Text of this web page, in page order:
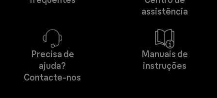
assistência
Precisa de
ajuda?
Contacte-nos
Manuais de
instruções